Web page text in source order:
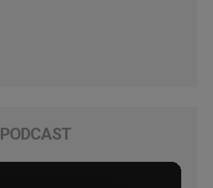
PODCAST